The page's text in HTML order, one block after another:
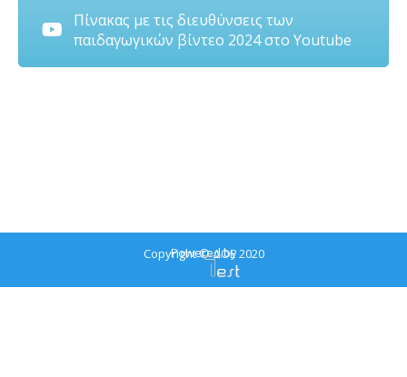
Πίνακας με τις διευθύνσεις των
παιδαγωγικών βίντεο 2024 στο Youtube
Copyright © ΔΟΕ 2020
Powered by